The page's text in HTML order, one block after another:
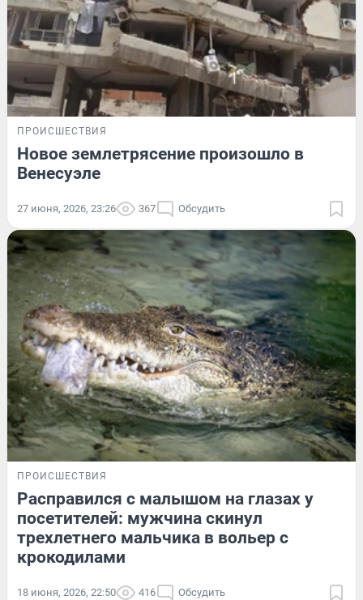
ПРОИСШЕСТВИЯ
Новое землетрясение произошло в
Венесуэле
27 июня, 2026, 23:26 367 Обсудить
ПРОИСШЕСТВИЯ
Расправился с малышом на глазах у
посетителей: мужчина скинул
трехлетнего мальчика в вольер с
крокодилами
18 июня, 2026, 22:50 416 Обсудить